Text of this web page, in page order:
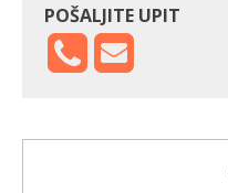
POŠALJITE UPIT